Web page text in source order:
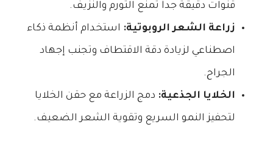
قنوات دقيقة جداً تمنع التورم والنزيف.
زراعة الشعر الروبوتية: استخدام أنظمة ذكاء
اصطناعي لزيادة دقة الاقتطاف وتجنب إجهاد
الجراح.
الخلايا الجذعية: دمج الزراعة مع حقن الخلايا
لتحفيز النمو السريع وتقوية الشعر الضعيف.